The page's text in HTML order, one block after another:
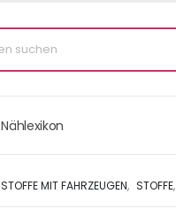
Nählexikon
STOFFE MIT FAHRZEUGEN, STOFFE,